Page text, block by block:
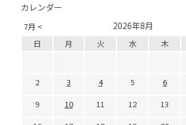
カレンダー
7月 < 2026年8月
日 月 火 水 木
2
3 4 5 6
9
10 11 12 13